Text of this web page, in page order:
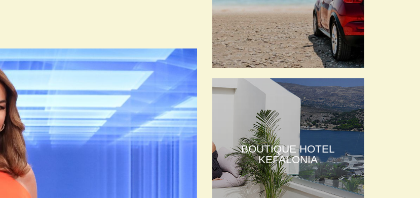
BOUTIQUE HOTEL
KEFALONIA